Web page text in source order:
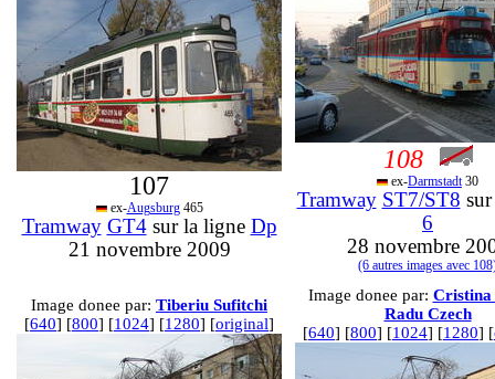
107
ex-Augsburg465
Tramway GT4sur la ligne Dp
21 novembre 2009
108
ex-Darmstadt30
Tramway ST7/ST8
6
28 novembre
(6 autres images avec
Image donee par: Tiberiu Sufitchi
[640] [800] [1024] [1280] [original]
Image donee par:
Radu Czech
[640] [800] [1024] [1280] [